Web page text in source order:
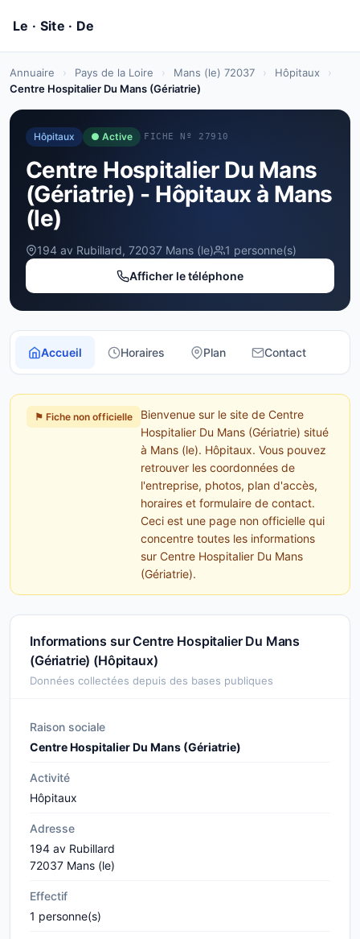
Annuaire › Pays de la Loire › Mans (le) 72037 › Hôpitaux
›
Centre Hospitalier Du Mans (Gériatrie)
Hôpitaux ● Active FICHE Nº 27910
Centre Hospitalier Du Mans
(Gériatrie) - Hôpitaux à Mans
(le)
194 av Rubillard, 72037 Mans (le)
1 personne(s)
Afficher le téléphone
Accueil Horaires Plan Contact
⚑ Fiche non officielle
Bienvenue sur le site de Centre
Hospitalier Du Mans (Gériatrie) situé
à Mans (le). Hôpitaux. Vous pouvez
retrouver les coordonnées de
l'entreprise, photos, plan d'accès,
horaires et formulaire de contact.
Ceci est une page non officielle qui
concentre toutes les informations
sur Centre Hospitalier Du Mans
(Gériatrie).
Informations sur Centre Hospitalier Du Mans
(Gériatrie) (Hôpitaux)
Données collectées depuis des bases publiques
Raison sociale
Centre Hospitalier Du Mans (Gériatrie)
Activité
Hôpitaux
Adresse
194 av Rubillard
72037 Mans (le)
Effectif
1 personne(s)